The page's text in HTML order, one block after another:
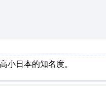
小日本的知名度。